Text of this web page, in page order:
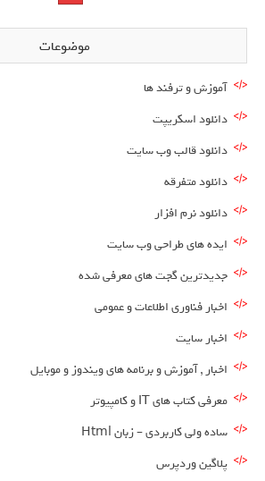
موضوعات
آموزش و ترفند ها
دانلود اسکریپت
دانلود قالب وب سایت
دانلود متفرقه
دانلود نرم افزار
ایده های طراحی وب سایت
جدیدترین گجت های معرفی شده
اخبار فناوری اطلاعات و عمومی
اخبار سایت
اخبار , آموزش و برنامه های ویندوز و موبایل
معرفی کتاب های IT و کامپیوتر
ساده ولی کاربردی – زبان Html
پلاگین وردپرس